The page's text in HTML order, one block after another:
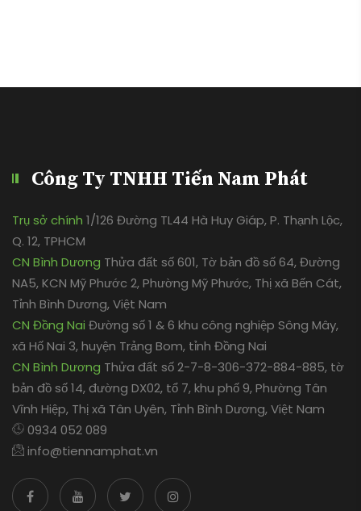
Công Ty TNHH Tiến Nam Phát
Trụ sở chính 1/126 Đường TL44 Hà Huy Giáp, P. Thạnh Lộc,
Q. 12, TPHCM
CN Bình Dương Thửa đất số 601, Tờ bản đồ số 64, Đường
NA5, KCN Mỹ Phước 2, Phường Mỹ Phước, Thị xã Bến Cát,
Tỉnh Bình Dương, Việt Nam
CN Đồng Nai Đường số 1 & 6 khu công nghiệp Sông Mây,
xã Hố Nai 3, huyện Trảng Bom, tỉnh Đồng Nai
CN Bình Dương Thửa đất số 2-7-8-306-372-884-885, tờ
bản đồ số 14, đường DX02, tổ 7, khu phố 9, Phường Tân
Vĩnh Hiệp, Thị xã Tân Uyên, Tỉnh Bình Dương, Việt Nam
0934 052 089
info@tiennamphat.vn